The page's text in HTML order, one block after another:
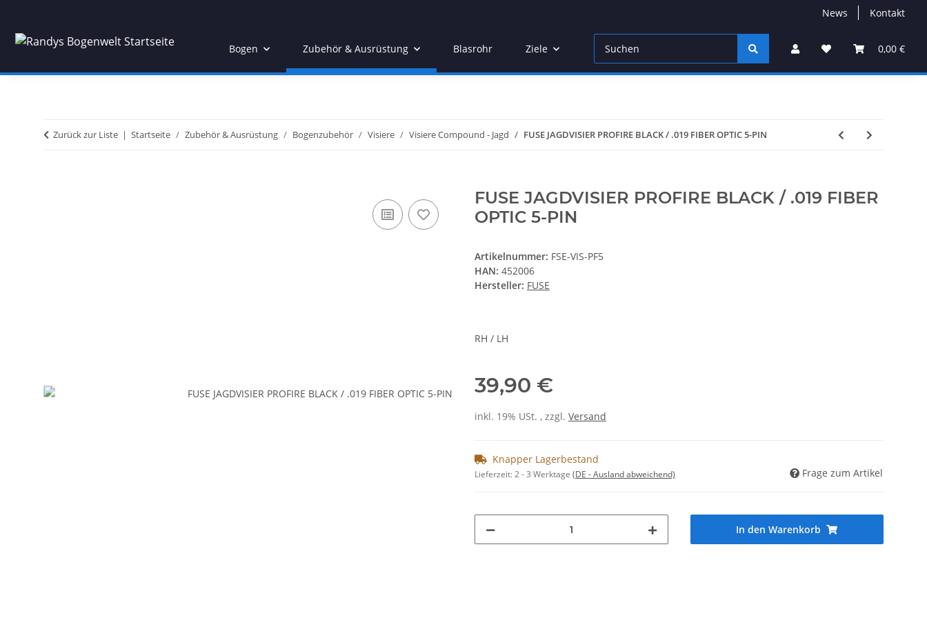
News Kontakt
0,00 €
Bogen Zubehör & Ausrüstung Blasrohr Ziele Accessoires Sale% Gutscheine
Zurück zur Liste Startseite Zubehör & Ausrüstung Bogenzubehör Visiere Visiere Compound - Jagd FUSE JAGDVISIER PROFIRE BLACK / .019 FIBER OPTIC 5-PIN
FUSE JAGDVISIER PROFIRE BLACK / .019 FIBER
OPTIC 5-PIN
Artikelnummer: FSE-VIS-PF5
HAN: 452006
Hersteller: FUSE
RH / LH
39,90 €
inkl. 19% USt. , zzgl. Versand
Knapper Lagerbestand
Lieferzeit:2 - 3 Werktage (DE - Ausland abweichend) Frage zum Artikel
In den Warenkorb